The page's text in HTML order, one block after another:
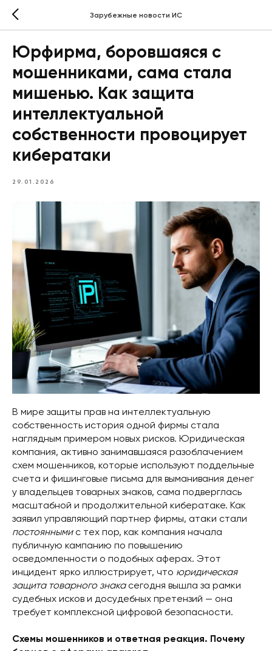
Зарубежные новости ИС
Юрфирма, боровшаяся с
мошенниками, сама стала
мишенью. Как защита
интеллектуальной
собственности провоцирует
кибератаки
29.01.2026
В мире защиты прав на интеллектуальную
собственность история одной фирмы стала
наглядным примером новых рисков. Юридическая
компания, активно занимавшаяся разоблачением
схем мошенников, которые используют поддельные
счета и фишинговые письма для выманивания денег
у владельцев товарных знаков, сама подверглась
масштабной и продолжительной кибератаке. Как
заявил управляющий партнер фирмы, атаки стали
постояннымис тех пор, как компания начала
публичную кампанию по повышению
осведомленности о подобных аферах. Этот
инцидент ярко иллюстрирует, что юридическая
защита товарного знакасегодня вышла за рамки
судебных исков и досудебных претензий — она
требует комплексной цифровой безопасности.
Схемы мошенников и ответная реакция. Почему